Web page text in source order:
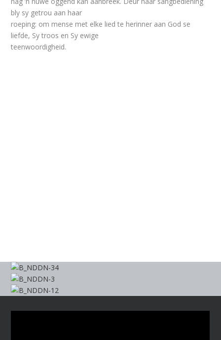
bly sy getrou aan haar
roeping: om mense met elke lied te herinner aan God se
liefde, Sy troos en Sy ewige
teenwoordigheid.